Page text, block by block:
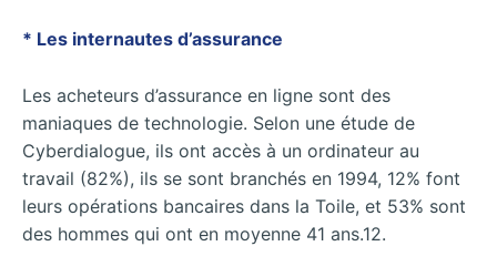
* Les internautes d’assurance
Les acheteurs d’assurance en ligne sont des
maniaques de technologie. Selon une étude de
Cyberdialogue, ils ont accès à un ordinateur au
travail (82%), ils se sont branchés en 1994, 12% font
leurs opérations bancaires dans la Toile, et 53% sont
des hommes qui ont en moyenne 41 ans.12.